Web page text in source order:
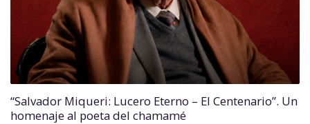
“Salvador Miqueri: Lucero Eterno – El Centenario”. Un
homenaje al poeta del chamamé